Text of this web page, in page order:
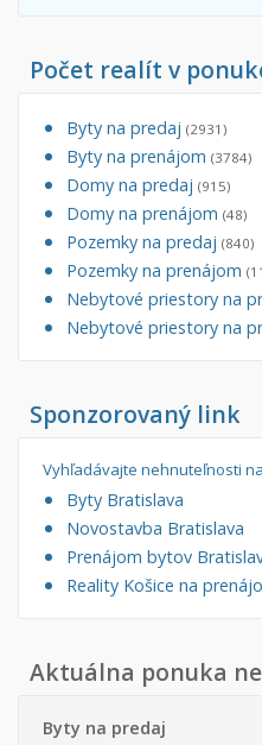
Počet realít v
Byty na predaj (2931)
Byty na prenájom (3784)
Domy na predaj (915)
Domy na prenájom (48)
Pozemky na predaj (840)
Pozemky na prenájom
Nebytové priestory na
Nebytové priestory na
Sponzorovaný link
Vyhľadávajte nehnuteľnosti
Byty Bratislava
Novostavba Bratislava
Prenájom bytov
Reality Košice na
Aktuálna ponuka
Byty na predaj